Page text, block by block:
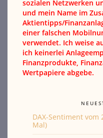
sozialen Netzwerken
und mein Name im
Aktientipps/
einer falschen
verwendet. Ich weise
ich keinerlei
Finanzprodukte,
Wertpapiere abgebe.
DAX-Sentiment vom
Mal)